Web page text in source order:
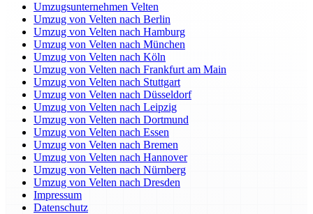
Umzugsunternehmen Velten
Umzug von Velten nach Berlin
Umzug von Velten nach Hamburg
Umzug von Velten nach München
Umzug von Velten nach Köln
Umzug von Velten nach Frankfurt am Main
Umzug von Velten nach Stuttgart
Umzug von Velten nach Düsseldorf
Umzug von Velten nach Leipzig
Umzug von Velten nach Dortmund
Umzug von Velten nach Essen
Umzug von Velten nach Bremen
Umzug von Velten nach Hannover
Umzug von Velten nach Nürnberg
Umzug von Velten nach Dresden
Impressum
Datenschutz